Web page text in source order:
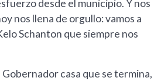
desde el municipio. Y nos
nos llena de orgullo: vamos a
Schanton que siempre nos
casa que se termina,